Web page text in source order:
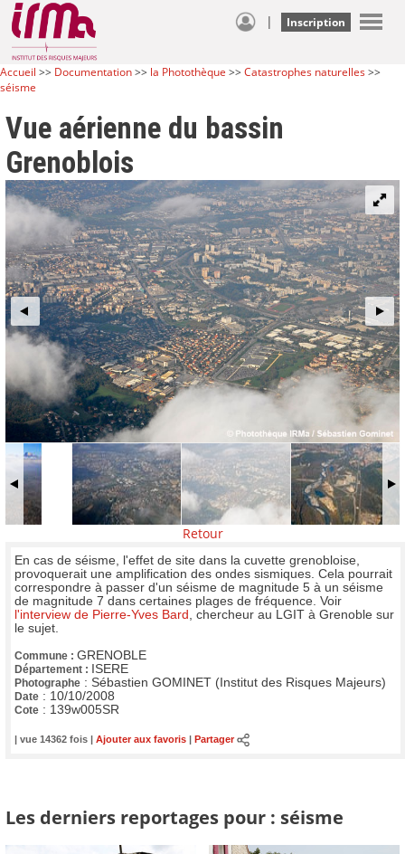
| Inscription
Accueil >> Documentation>> la Photothèque >>Catastrophes naturelles>>
séisme
Vue aérienne du bassin
Grenoblois
Retour
En cas de séisme, l'effet de site dans la cuvette grenobloise,
provoquerait une amplification des ondes sismiques. Cela pourrait
correspondre à passer d'un séisme de magnitude 5 à un séisme
de magnitude 7 dans certaines plages de fréquence. Voir
l'interview de Pierre-Yves Bard
, chercheur au LGIT à Grenoble sur
le sujet.
Commune : GRENOBLE
Département : ISERE
Photographe : Sébastien GOMINET (Institut des Risques Majeurs)
Date : 10/10/2008
Cote : 139w005SR
| vue 14362 fois | Ajouter aux favoris Partager
Les derniers reportages pour : séisme